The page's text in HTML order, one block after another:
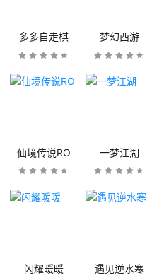
多多自走棋 梦幻西游
仙境传说RO 一梦江湖
闪耀暖暖 遇见逆水寒